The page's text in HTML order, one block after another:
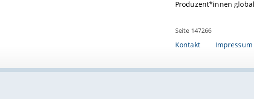
Produzent*innen
Seite 147266
Kontakt Impressum